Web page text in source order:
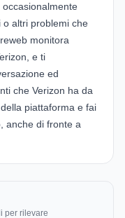
altri problemi che
monitora
e ti
ed
che Verizon ha da
piattaforma e fai
anche di fronte a
per rilevare